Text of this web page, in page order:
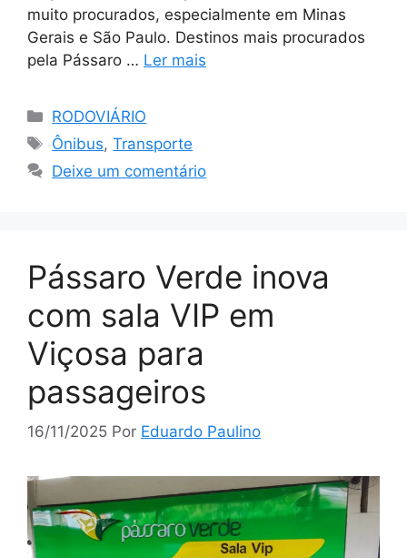
muito procurados, especialmente em Minas
Gerais e São Paulo. Destinos mais procurados
pela Pássaro … Ler mais
Categorias
RODOVIÁRIO
Tags
Ônibus,Transporte
Deixe um comentário
Pássaro Verde inova
com sala VIP em
Viçosa para
passageiros
16/11/2025 Por Eduardo Paulino